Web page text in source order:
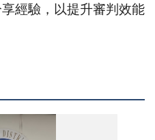
經驗，以提升審判效能